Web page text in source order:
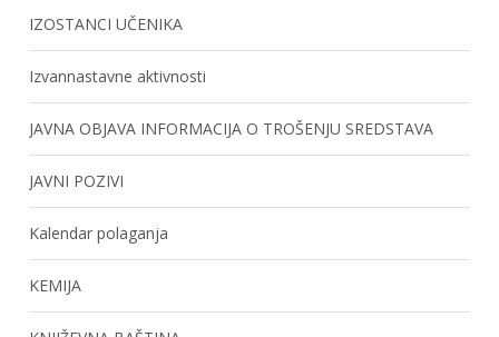
IZOSTANCI UČENIKA
Izvannastavne aktivnosti
JAVNA OBJAVA INFORMACIJA O TROŠENJU SREDSTAVA
JAVNI POZIVI
Kalendar polaganja
KEMIJA